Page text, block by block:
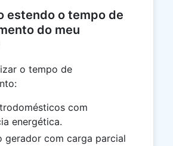
estendo o tempo de
do meu
o tempo de
com
energética.
gerador com carga parcial